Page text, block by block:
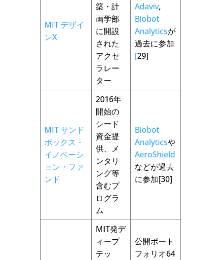
MIT デザイ
ンX
築・計
画学部
に開設
された
アクセ
ラレー
ター
Adaviv,
Biobot
Analyticsが
過去に参加
[29]
MIT サンド
ボックス・
イノベーシ
ョン・ファ
ンド
2016年
開始の
シード
資金提
供、メ
ンタリ
ング等
含むプ
ログラ
ム
Biobot
Analyticsや
AeroShield
などが過去
に参加[30]
MIT発デ
ィープ
テッ
公開ポート
フォリオ64